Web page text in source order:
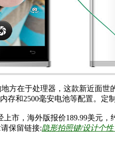
方在于处理器，这款新近面
存和2500毫安电池等配置。
市，海外版报价189.99美元，
保留链接:隐形拍照键/设计个